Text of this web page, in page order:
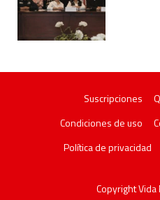
Suscripciones
Condiciones de uso
Política de privacidad
Copyright